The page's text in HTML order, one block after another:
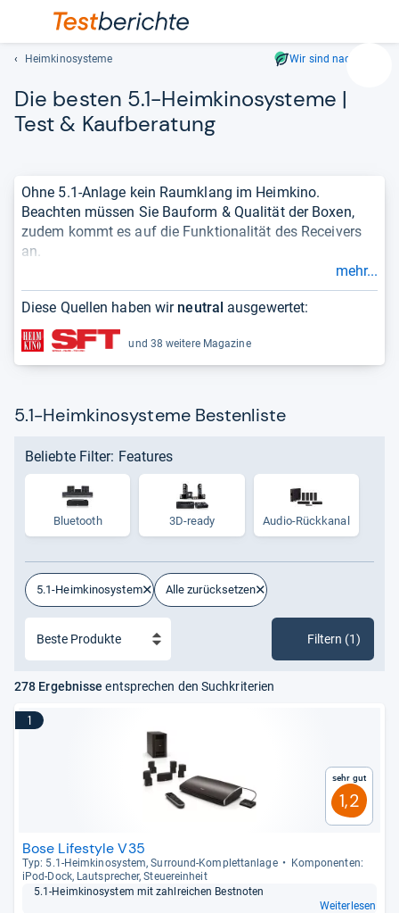
Geben
und
lassen
Heimkinosysteme Wir sind nachhaltig
Die bes­ten 5.1-​Heim­ki­no­sys­teme |
Test & Kauf­be­ra­tung
Ohne 5.1-Anlage kein Raumklang im Heimkino.
Beachten müssen Sie Bauform & Qualität der Boxen,
zudem kommt es auf die Funktionalität des Receivers
an.
Heimkinosystemein einer übersichtlichen und aktuellen
vollständigen und objektiven Überblick über die Qualität
eines Produktes verschaffen können, berücksichtigen
mehr...
Diese Quellen haben wir neutral ausgewertet:
und 38 weitere Magazine
5.1-Heimkinosysteme Bestenliste
Beliebte Filter: Features
Bluetooth 3D-ready Audio-​Rück­ka­nal
5.1-Heimkinosystem Alle zurücksetzen
Filtern (1)
278 Ergebnisse entsprechen den Suchkriterien
1
Sehr gut
1,2
Bose Lifestyle V35
Typ: 5.1-​Heim­ki­no­sys­tem, Sur­round-​Kom­plett­an­lage
Kom­po­nen­ten:
iPod-​Dock, Laut­spre­cher, Steuerein­heit
5.1-​​Heim­ki­no­sys­tem mit zahl­rei­chen Best­no­ten
Weiterlesen